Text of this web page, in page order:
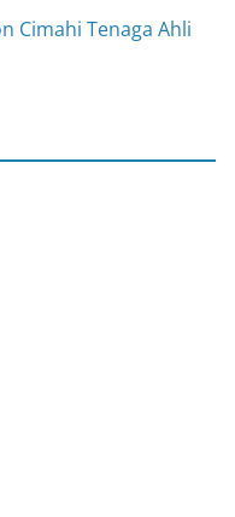
Cimahi Tenaga Ahli